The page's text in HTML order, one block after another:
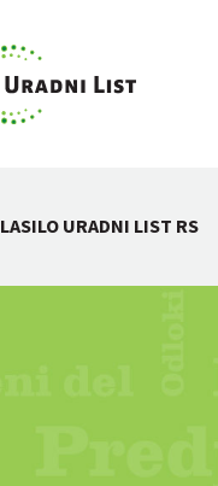
LASILO URADNI LIST RS